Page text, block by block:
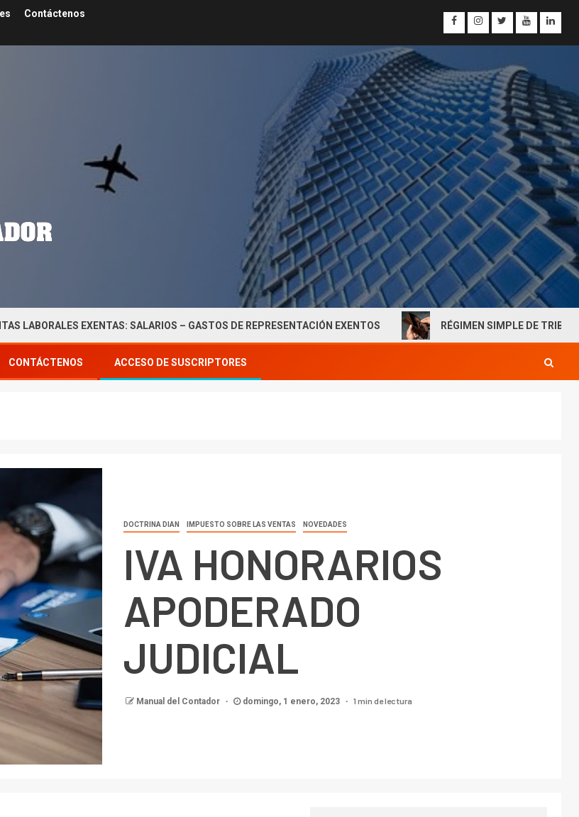
Contáctenos
EXENTAS: SALARIOS – GASTOS DE REPRESENTACIÓN EXENTOS RÉGIMEN SIMPLE DE TRIBUTACIÓN:
CONTÁCTENOS ACCESO DE SUSCRIPTORES
DOCTRINA DIAN IMPUESTO SOBRE LAS VENTAS NOVEDADES
IVA HONORARIOS
APODERADO
JUDICIAL
Manual del Contador domingo, 1 enero, 2023 1 min de lectura